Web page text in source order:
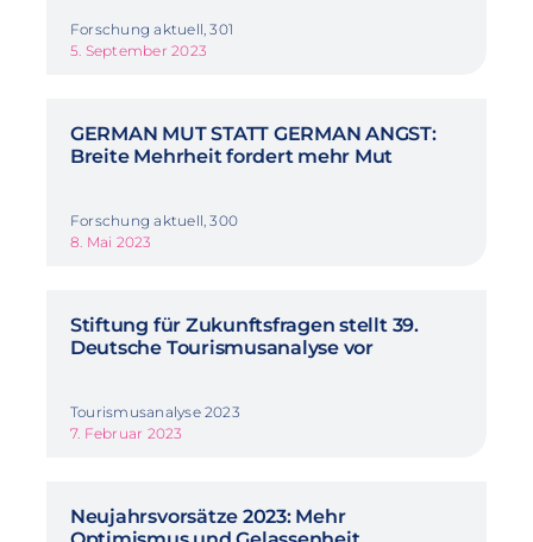
Forschung aktuell, 301
5. September 2023
GERMAN MUT STATT GERMAN ANGST:
Breite Mehrheit fordert mehr Mut
Forschung aktuell, 300
8. Mai 2023
Stiftung für Zukunftsfragen stellt 39.
Deutsche Tourismusanalyse vor
Tourismusanalyse 2023
7. Februar 2023
Neujahrsvorsätze 2023: Mehr